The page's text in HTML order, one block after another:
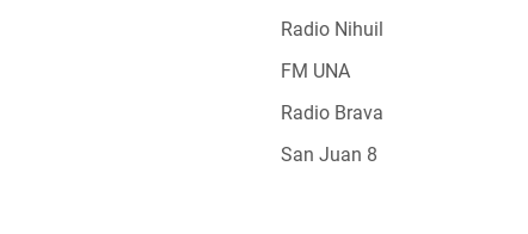
Radio Nihuil
FM UNA
Radio Brava
San Juan 8